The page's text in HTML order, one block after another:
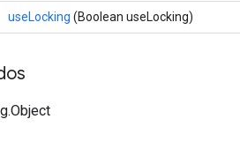
useLocking (Boolean useLocking)